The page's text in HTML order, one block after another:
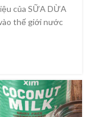
của SỮA DỪA
thế giới nước